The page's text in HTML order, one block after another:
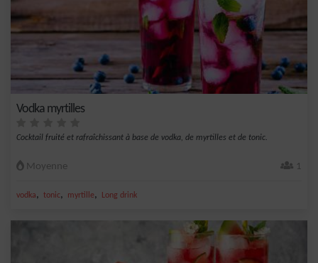
Vodka myrtilles
Cocktail fruité et rafraîchissant à base de vodka, de myrtilles et de tonic.
Moyenne 1
vodka, tonic, myrtille, Long drink